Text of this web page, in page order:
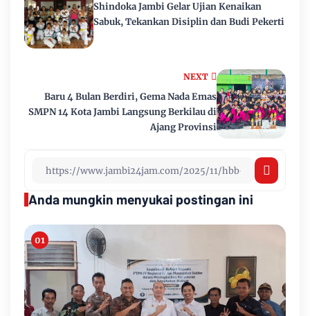
NEXT
Baru 4 Bulan Berdiri, Gema Nada Emas
SMPN 14 Kota Jambi Langsung Berkilau di
Ajang Provinsi
Shindoka Jambi Gelar Ujian Kenaikan
Sabuk, Tekankan Disiplin dan Budi Pekerti
Anda mungkin menyukai postingan ini